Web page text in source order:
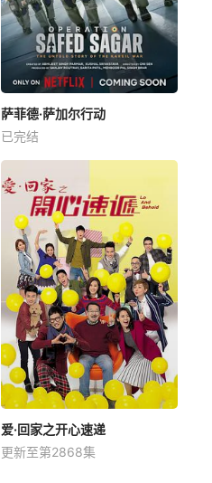
萨菲德·萨加尔行动
已完结
爱·回家之开心速递
更新至第2868集